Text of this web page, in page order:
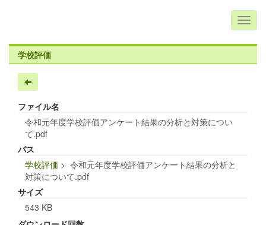
学校評価
ファイル名
令和元年度学校評価アンケート結果の分析と対策につい
て.pdf
パス
学校評価 > 令和元年度学校評価アンケート結果の分析と
対策について.pdf
サイズ
543 KB